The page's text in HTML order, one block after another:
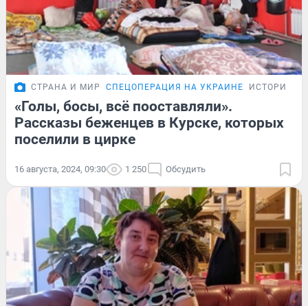
СТРАНА И МИР СПЕЦОПЕРАЦИЯ НА УКРАИНЕ ИСТОРИИ
«Голы, босы, всё пооставляли».
Рассказы беженцев в Курске, которых
поселили в цирке
16 августа, 2024, 09:30 1 250 Обсудить